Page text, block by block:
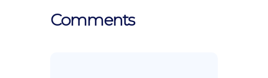
Comments